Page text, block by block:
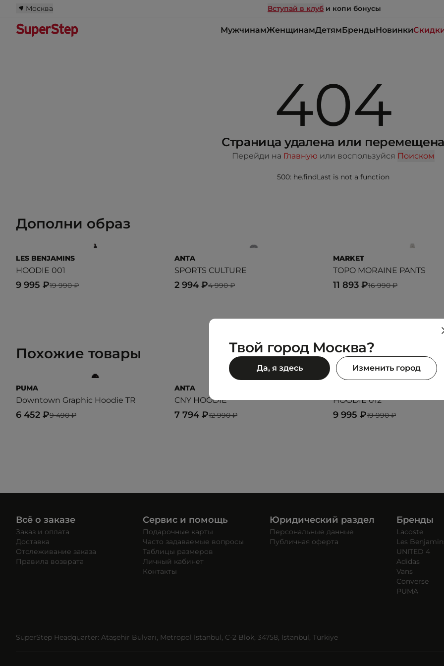
Москва Вступай в клуб и копи бонусы
МужчинамЖенщинамДетямБрендыНовинки
404
Страница удалена или перемещена
Перейди на Главную или воспользуйся Поиском
500: he.findLast is not a function
Дополни образ
LES BENJAMINS
HOODIE 001
19 990 ₽
9 995 ₽
ANTA
SPORTS CULTURE
4 990 ₽
2 994 ₽
MARKET
TOPO MORAINE PANTS
16 990 ₽
11 893 ₽
Похожие товары
PUMA
Downtown Graphic Hoodie TR
9 490 ₽
6 452 ₽
ANTA
CNY HOODIE
12 990 ₽
7 794 ₽
HOODIE 012
19 990 ₽
9 995 ₽
Всё о заказе
Заказ и оплата
Доставка
Отслеживание заказа
Правила возврата
Сервис и помощь
Подарочные карты
Часто задаваемые вопросы
Таблицы размеров
Личный кабинет
Контакты
Юридический раздел
Персональные данные
Публичная оферта
Бренды
Lacoste
Les
UNITED 4
Adidas
Vans
Converse
PUMA
SuperStep Headquarter: Ataşehir Bulvarı, Metropol İstanbul, C-2 Blok, 34758, İstanbul, Türkiye
Твой город Москва?
Да, я здесь Изменить город